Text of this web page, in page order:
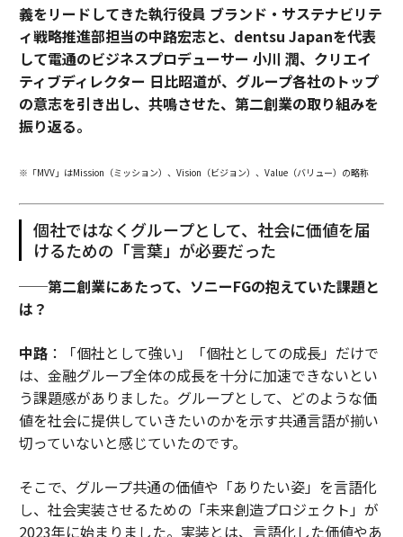
義をリードしてきた執行役員 ブランド・サステナビリテ
ィ戦略推進部担当の中路宏志と、dentsu Japanを代表
して電通のビジネスプロデューサー 小川 潤、クリエイ
ティブディレクター 日比昭道が、グループ各社のトップ
の意志を引き出し、共鳴させた、第二創業の取り組みを
振り返る。
※「MVV」はMission（ミッション）、Vision（ビジョン）、Value（バリュー）の略称
個社ではなくグループとして、社会に価値を届
けるための「言葉」が必要だった
──第二創業にあたって、ソニーFGの抱えていた課題と
は？
中路：「個社として強い」「個社としての成長」だけで
は、金融グループ全体の成長を十分に加速できないとい
う課題感がありました。グループとして、どのような価
値を社会に提供していきたいのかを示す共通言語が揃い
切っていないと感じていたのです。
そこで、グループ共通の価値や「ありたい姿」を言語化
し、社会実装させるための「未来創造プロジェクト」が
2023年に始まりました。実装とは、言語化した価値やあ